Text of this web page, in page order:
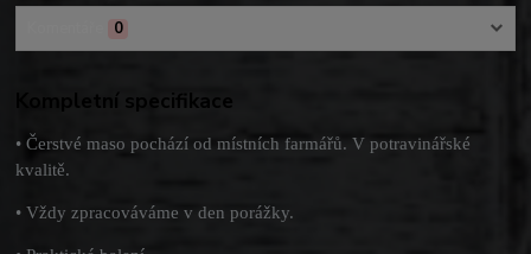
0
Kompletní specifikace
• Čerstvé maso pochází od místních farmářů. V potravinářské
kvalitě.
• Vždy zpracováváme v den porážky.